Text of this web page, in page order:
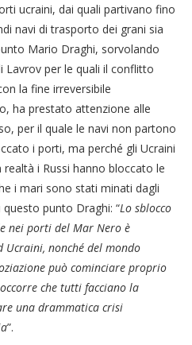
ucraini, dai quali partivano fino
navi di trasporto dei grani sia
Mario Draghi, sorvolando
Lavrov per le quali il conflitto
la fine irreversibile
ha prestato attenzione alle
per il quale le navi non partono
i porti, ma perché gli Ucraini
i Russi hanno bloccato le
i mari sono stati minati dagli
punto Draghi: “Lo sblocco
nei porti del Mar Nero è
Ucraini, nonché del mondo
può cominciare proprio
che tutti facciano la
una drammatica crisi
”.